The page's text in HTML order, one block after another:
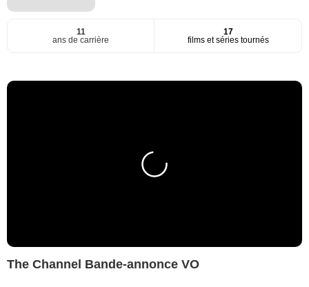
11
ans de carrière
17
films et séries tournés
The Channel Bande-annonce VO